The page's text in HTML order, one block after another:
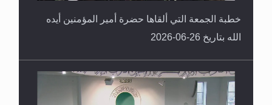
خطبة الجمعة التي ألقاها حضرة أمير المؤمنين أيده
الله بتاريخ 26-06-2026